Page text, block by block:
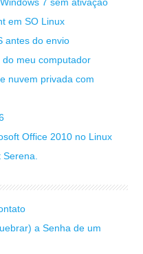
em SO Linux
antes do envio
meu computador
nuvem privada com
Office 2010 no Linux
a Senha de um